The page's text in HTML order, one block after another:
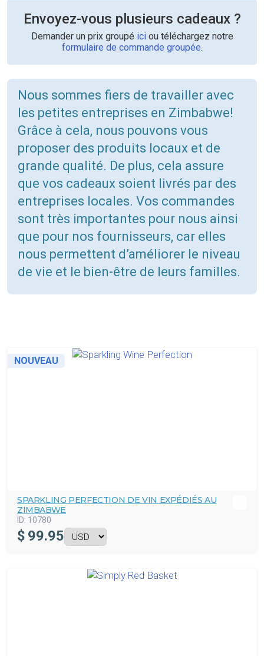
Envoyez-vous plusieurs cadeaux ?
Demander un prix groupé iciou téléchargez notre
formulaire de commande groupée.
Nous sommes fiers de travailler avec
les petites entreprises en Zimbabwe!
Grâce à cela, nous pouvons vous
proposer des produits locaux et de
grande qualité. De plus, cela assure
que vos cadeaux soient livrés par des
entreprises locales. Vos commandes
sont très importantes pour nous ainsi
que pour nos fournisseurs, car elles
nous permettent d’améliorer le niveau
de vie et le bien-être de leurs familles.
NOUVEAU
SPARKLING PERFECTION DE VIN EXPÉDIÉS AU
ZIMBABWE
ID: 10780
$ 99.95